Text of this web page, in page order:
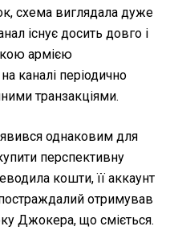
схема виглядала дуже
існує досить довго і
армією
каналі періодично
транзакціями.
однаковим для
перспективну
кошти, її аккаунт
отримував
Джокера, що сміється.